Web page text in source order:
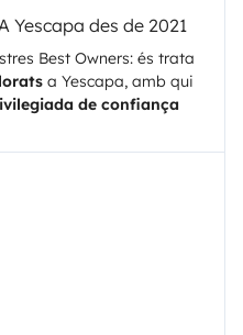
des de 2021
Best Owners: és trata
a Yescapa, amb qui
de confiança